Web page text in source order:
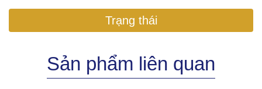
Trạng thái
Sản phẩm liên quan